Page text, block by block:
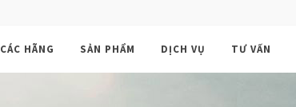
CÁC HÃNG SẢN PHẨM DỊCH VỤ TƯ VẤN